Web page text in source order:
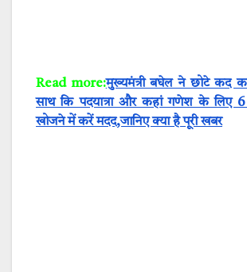
Read more:मुख्यमंत्री बघेल ने छोटे कद
साथ कि पदयात्रा और कहां गणेश के लिए
खोजने में करें मदद,जानिए क्या है पूरी खबर